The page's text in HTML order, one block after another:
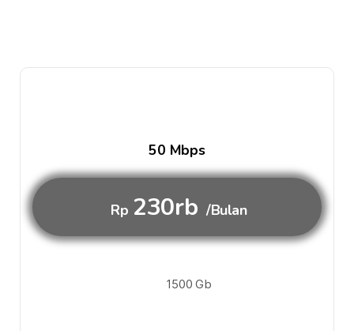
50 Mbps
Rp 230rb /Bulan
1500 Gb